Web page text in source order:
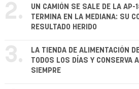
2.
UN CAMIÓN SE SALE DE LA AP-
TERMINA EN LA MEDIANA: SU
RESULTADO HERIDO
3.
LA TIENDA DE ALIMENTACIÓN
TODOS LOS DÍAS Y CONSERVA
SIEMPRE